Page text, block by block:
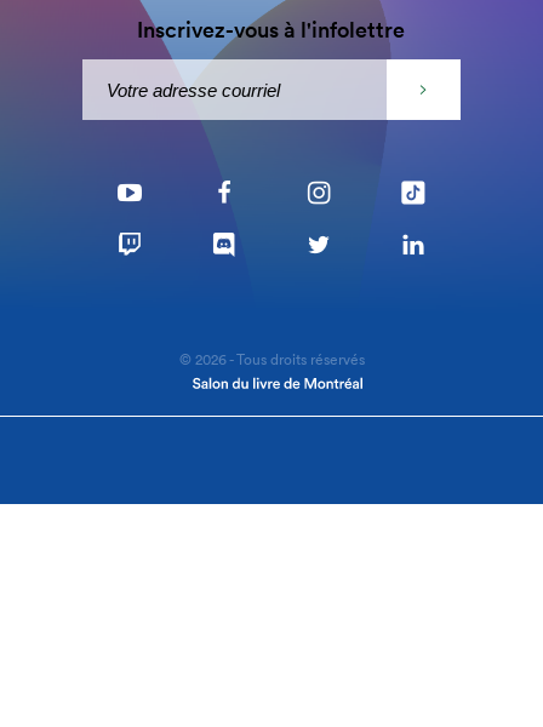
Inscrivez-vous à l'infolettre
© 2026 - Tous droits réservés